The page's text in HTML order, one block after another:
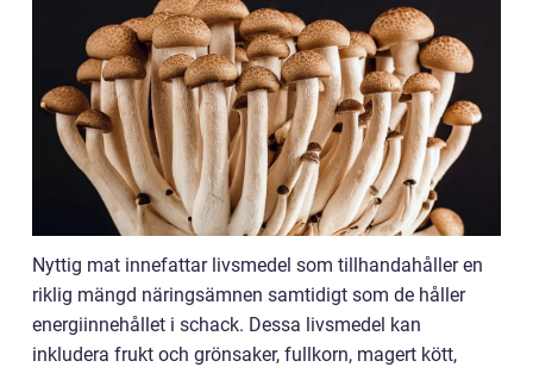
Nyttig mat innefattar livsmedel som tillhandahåller en
riklig mängd näringsämnen samtidigt som de håller
energiinnehållet i schack. Dessa livsmedel kan
inkludera frukt och grönsaker, fullkorn, magert kött,